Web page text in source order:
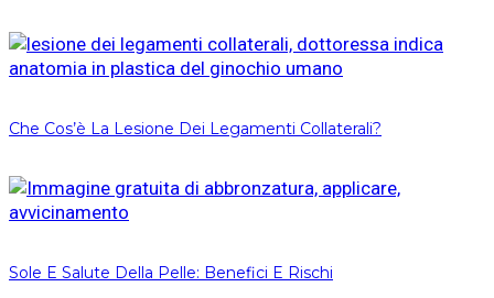
Che Cos’è La Lesione Dei Legamenti Collaterali?
Sole E Salute Della Pelle: Benefici E Rischi